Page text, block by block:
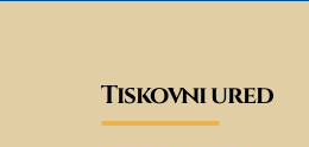
Tiskovni ured